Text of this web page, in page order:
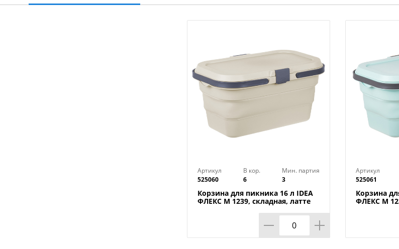
Вес в упаковке : 0,239 кг
Материал : Полиэстер
Размер упаковки : 24х12х6
Страна производства :
Артикул
525060
В кор.
6
Мин. партия
3
Корзина для пикника 16 л IDEA
ФЛЕКС М 1239, складная, латте
Артикул
525061
Корзина
ФЛЕКС М